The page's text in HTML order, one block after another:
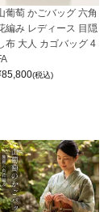
葡萄 かごバッグ 六角
編み レディース 目隠
布 大人 カゴバッグ 4
85,800(税込)